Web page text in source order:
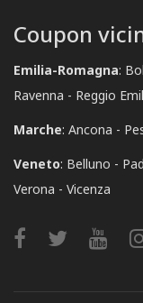
Coupon
Emilia-Romagna:
Ravenna
Reggio
Marche: Ancona
Veneto: Belluno
Verona
Vicenza